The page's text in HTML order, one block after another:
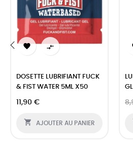
 
DOSETTE LUBRIFIANT FUCK
& FIST WATER 5ML X50
11,90 €
 AJOUTER AU PANIER